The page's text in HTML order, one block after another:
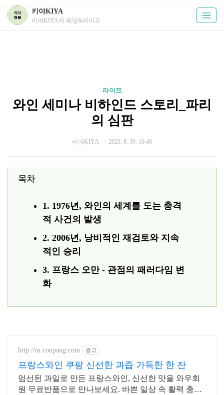
google-site-verification=ds6q_33afRKPRqPuGGWVhsW-Odv2gAFIcFe-
TKUPHos
키야KIYA
키야KIYA의 웨딩&라이프
라이프
와인 세미나 비하인드 스토리_파리
의 심판
키야KIYA 2023. 8. 30. 10:40
목차
1. 1976년, 와인의 세계를 도는 충격
적 사건의 발생
2. 2006년, 낭비적인 재검토와 지속
적인 승리
3. 프랑스 오만 - 관점의 패러다임 변
화
http://m.coupang.com 광고
프랑스와인 쿠팡 신선한 과즙 가득한 한 잔
엄선된 과일로 만든 프랑스와인, 신선한 맛을 와우회
원 무료반품으로 만나보세요. 바쁜 일상 속 활력 충전!